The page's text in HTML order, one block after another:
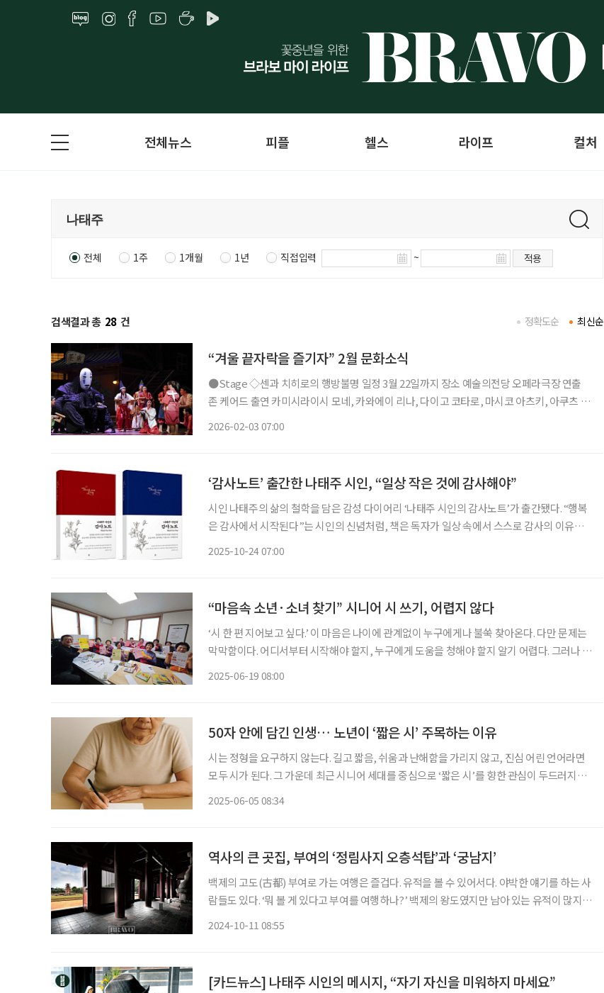
전체뉴스 피플 헬스 라이프 컬처
전체 1주 1개월 1년 직접입력 ~ 적용
검색결과 총 28 건 최신순
정확도순
“겨울 끝자락을 즐기자” 2월 문화소식
●Stage ◇센과 치히로의 행방불명 일정 3월 22일까지 장소 예술의전당 오페라극장 연출
존 케어드 출연 카미시라이시 모네, 카와에이 리나, 다이고 코타로, 마시코 아츠키, 아쿠츠 니
2026-02-03 07:00
‘감사노트’ 출간한 나태주 시인, “일상 작은 것에 감사해야”
시인 나태주의 삶의 철학을 담은 감성 다이어리 ‘나태주 시인의 감사노트’가 출간됐다. “행복
은 감사에서 시작된다”는 시인의 신념처럼, 책은 독자가 일상 속에서 스스로 감사의 이유를
2025-10-24 07:00
“마음속 소년·소녀 찾기” 시니어 시 쓰기, 어렵지 않다
‘시 한 편 지어보고 싶다.’ 이 마음은 나이에 관계없이 누구에게나 불쑥 찾아온다. 다만 문제는
막막함이다. 어디서부터 시작해야 할지, 누구에게 도움을 청해야 할지 알기 어렵다. 그러나 시
2025-06-19 08:00
50자 안에 담긴 인생… 노년이 ‘짧은 시’ 주목하는 이유
시는 정형을 요구하지 않는다. 길고 짧음, 쉬움과 난해함을 가리지 않고, 진심 어린 언어라면
모두 시가 된다. 그 가운데 최근 시니어 세대를 중심으로 ‘짧은 시’를 향한 관심이 두드러지고
2025-06-05 08:34
역사의 큰 곳집, 부여의 ‘정림사지 오층석탑’과 ‘궁남지’
백제의 고도(古都) 부여로 가는 여행은 즐겁다. 유적을 볼 수 있어서다. 야박한 얘기를 하는 사
람들도 있다. ‘뭐 볼 게 있다고 부여를 여행하나?’ 백제의 왕도였지만 남아 있는 유적이 많지
2024-10-11 08:55
[카드뉴스] 나태주 시인의 메시지, “자기 자신을 미워하지 마세요”